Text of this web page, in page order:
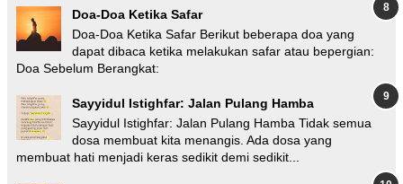
Doa-Doa Ketika Safar
Doa-Doa Ketika Safar Berikut beberapa doa yang
dapat dibaca ketika melakukan safar atau bepergian:
Doa Sebelum Berangkat:
Sayyidul Istighfar: Jalan Pulang Hamba
Sayyidul Istighfar: Jalan Pulang Hamba Tidak semua
dosa membuat kita menangis. Ada dosa yang
membuat hati menjadi keras sedikit demi sedikit...